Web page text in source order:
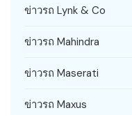
ข่าวรถ Lynk & Co
ข่าวรถ Mahindra
ข่าวรถ Maserati
ข่าวรถ Maxus